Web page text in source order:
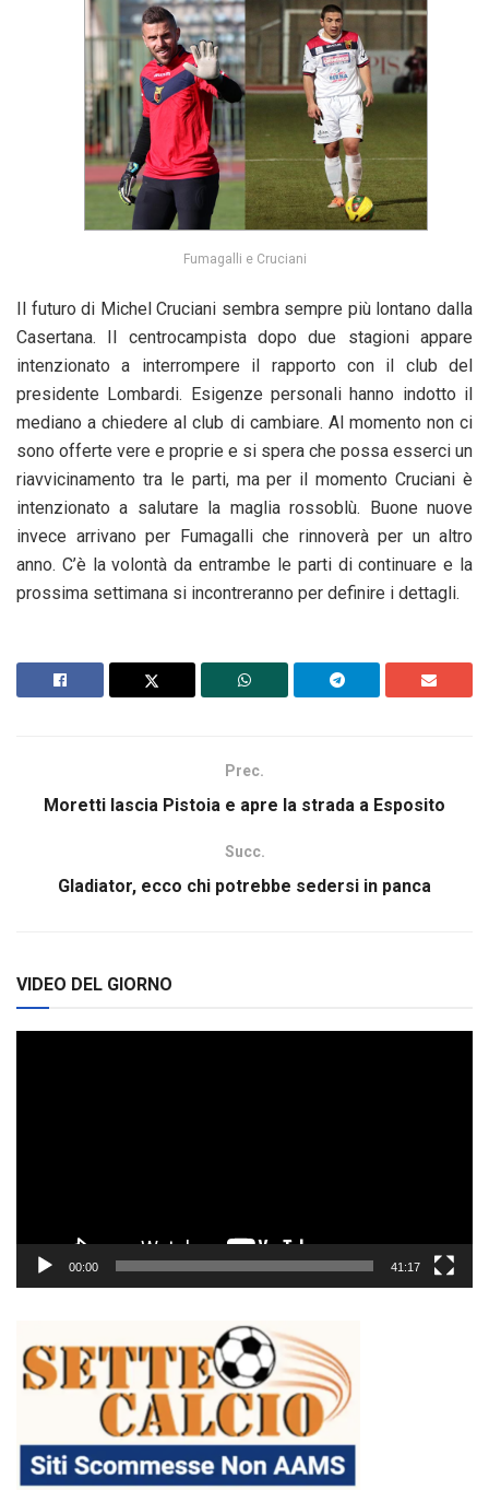
Fumagalli e Cruciani
Il futuro di Michel Cruciani sembra sempre più lontano dalla
Casertana. Il centrocampista dopo due stagioni appare
intenzionato a interrompere il rapporto con il club del
presidente Lombardi. Esigenze personali hanno indotto il
mediano a chiedere al club di cambiare. Al momento non ci
sono offerte vere e proprie e si spera che possa esserci un
riavvicinamento tra le parti, ma per il momento Cruciani è
intenzionato a salutare la maglia rossoblù. Buone nuove
invece arrivano per Fumagalli che rinnoverà per un altro
anno. C’è la volontà da entrambe le parti di continuare e la
prossima settimana si incontreranno per definire i dettagli.
Prec.
Moretti lascia Pistoia e apre la strada a Esposito
Succ.
Gladiator, ecco chi potrebbe sedersi in panca
VIDEO DEL GIORNO
00:00 41:17